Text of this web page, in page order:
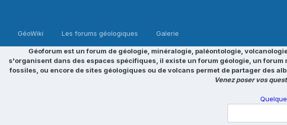
GéoWiki Les forums géologiques Galerie
Géoforum est un forum de géologie, minéralogie, paléontologie,
s'organisent dans des espaces spécifiques, il existe un forum géologie, un
fossiles, ou encore de sites géologiques ou de volcans permet de partager des
Venez poser vos